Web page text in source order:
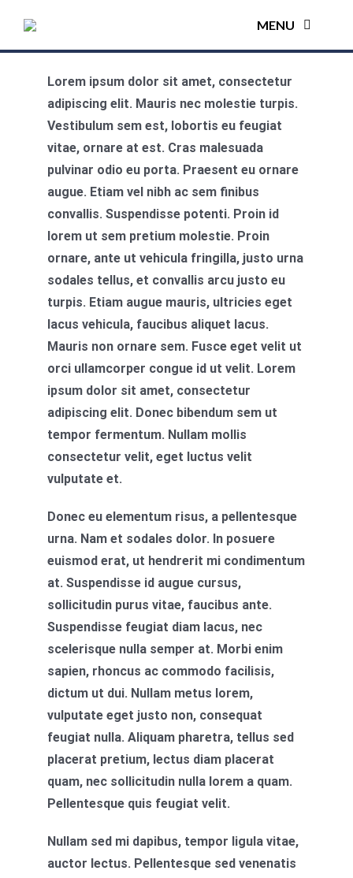
para
o
conteúdo
MENU
Lorem ipsum dolor sit amet, consectetur
adipiscing elit. Mauris nec molestie turpis.
Vestibulum sem est, lobortis eu feugiat
vitae, ornare at est. Cras malesuada
pulvinar odio eu porta. Praesent eu ornare
augue. Etiam vel nibh ac sem finibus
convallis. Suspendisse potenti. Proin id
lorem ut sem pretium molestie. Proin
ornare, ante ut vehicula fringilla, justo urna
sodales tellus, et convallis arcu justo eu
turpis. Etiam augue mauris, ultricies eget
lacus vehicula, faucibus aliquet lacus.
Mauris non ornare sem. Fusce eget velit ut
orci ullamcorper congue id ut velit. Lorem
ipsum dolor sit amet, consectetur
adipiscing elit. Donec bibendum sem ut
tempor fermentum. Nullam mollis
consectetur velit, eget luctus velit
vulputate et.
Donec eu elementum risus, a pellentesque
urna. Nam et sodales dolor. In posuere
euismod erat, ut hendrerit mi condimentum
at. Suspendisse id augue cursus,
sollicitudin purus vitae, faucibus ante.
Suspendisse feugiat diam lacus, nec
scelerisque nulla semper at. Morbi enim
sapien, rhoncus ac commodo facilisis,
dictum ut dui. Nullam metus lorem,
vulputate eget justo non, consequat
feugiat nulla. Aliquam pharetra, tellus sed
placerat pretium, lectus diam placerat
quam, nec sollicitudin nulla lorem a quam.
Pellentesque quis feugiat velit.
Nullam sed mi dapibus, tempor ligula vitae,
auctor lectus. Pellentesque sed venenatis